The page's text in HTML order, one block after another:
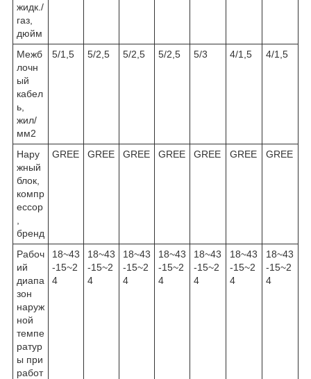
жидк./
газ,
дюйм
Межб
лочн
ый
кабел
ь,
жил/
мм2
5/1,5 5/2,5 5/2,5 5/2,5 5/3 4/1,5 4/1,5
Нару
жный
блок,
компр
ессор
бренд
GREE GREE GREE GREE GREE GREE GREE
Рабоч
ий
диапа
зон
наруж
ной
темпе
ратур
ы при
работ
18~43
-15~2
4
18~43
-15~2
4
18~43
-15~2
4
18~43
-15~2
4
18~43
-15~2
4
18~43
-15~2
4
18~43
-15~2
4